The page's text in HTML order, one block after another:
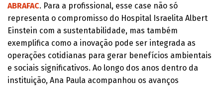
ABRAFAC. Para a profissional, esse case não só
representa o compromisso do Hospital Israelita Albert
Einstein com a sustentabilidade, mas também
exemplifica como a inovação pode ser integrada as
operações cotidianas para gerar benefícios ambientais
e sociais significativos. Ao longo dos anos dentro da
instituição, Ana Paula acompanhou os avanços